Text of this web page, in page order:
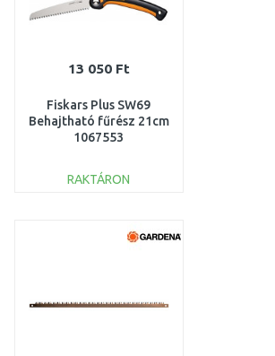
13 050 Ft
Fiskars Plus SW69
Behajtható fűrész 21cm
1067553
RAKTÁRON
Összehasonlítás